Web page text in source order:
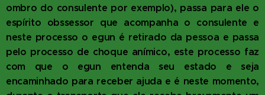
ombro do consulente por exemplo), passa para ele o
espírito obssessor que acompanha o consulente e
neste processo o egun é retirado da pessoa e passa
pelo processo de choque anímico, este processo faz
com que o egun entenda seu estado e seja
encaminhado para receber ajuda e é neste momento,